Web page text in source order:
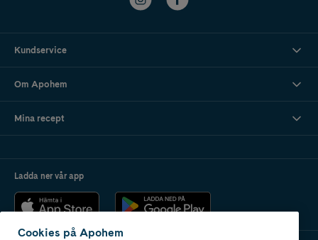
Kundservice
Om Apohem
Mina recept
Ladda ner vår app
Cookies på Apohem